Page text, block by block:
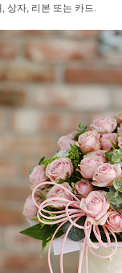
상자, 리본 또는 카드.